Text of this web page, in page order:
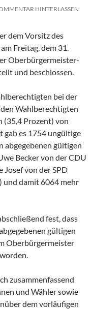
HINTERLASSEN
dem Vorsitz des
Freitag, dem 31.
Oberbürgermeister-
und beschlossen.
bei der
Wahlberechtigten
(35,4 Prozent) von
gab es 1754 ungültige
abgegebenen gültigen
Becker von der CDU
Josef von der SPD
und damit 6064 mehr
fest, dass
gültigen
Oberbürgermeister
zusammenfassend
und Wähler sowie
dem vorläufigen